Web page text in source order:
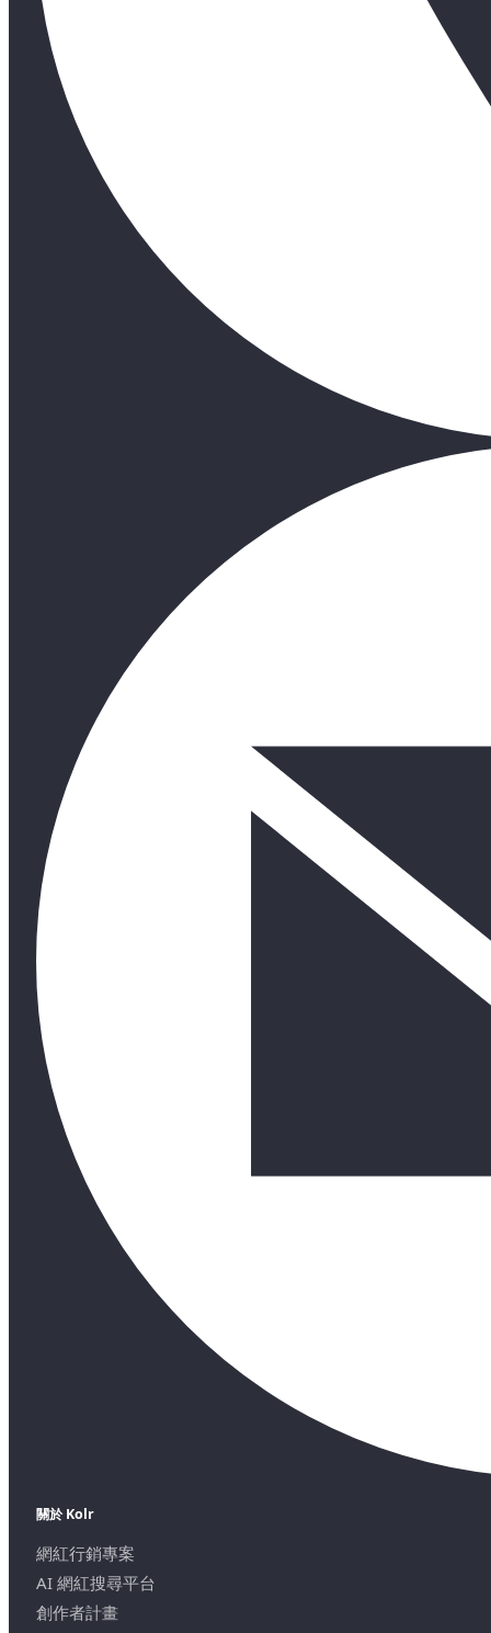
關於 Kolr
網紅行銷專案
AI 網紅搜尋平台
創作者計畫